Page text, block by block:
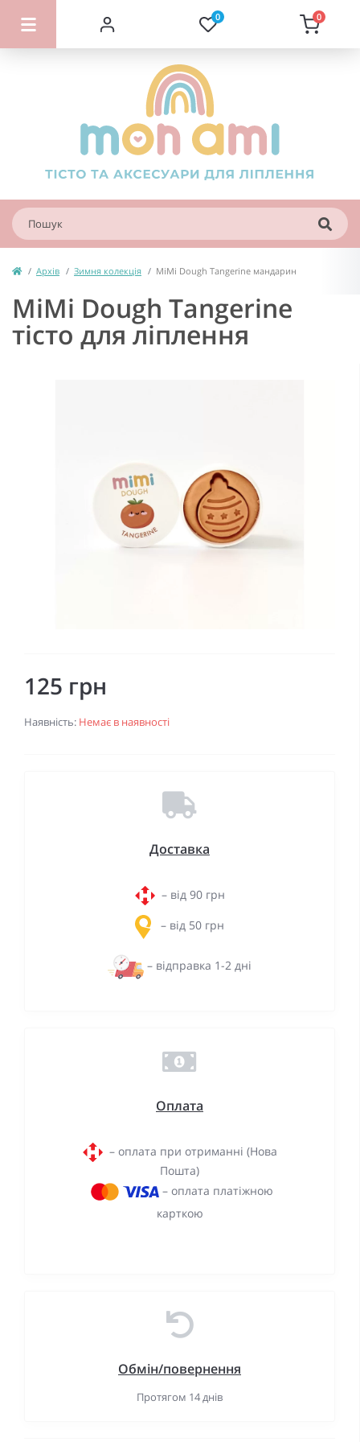
0 0
Архів Зимня колекція MiMi Dough Tangerine мандарин
MiMi Dough Tangerine
тісто для ліплення
125 грн
Наявність: Немає в наявності
Доставка
– від 90 грн
– від 50 грн
– відправка 1-2 дні
Оплата
– оплата при отриманні (Нова
Пошта)
– оплата платіжною
карткою
Обмін/повернення
Протягом 14 днів